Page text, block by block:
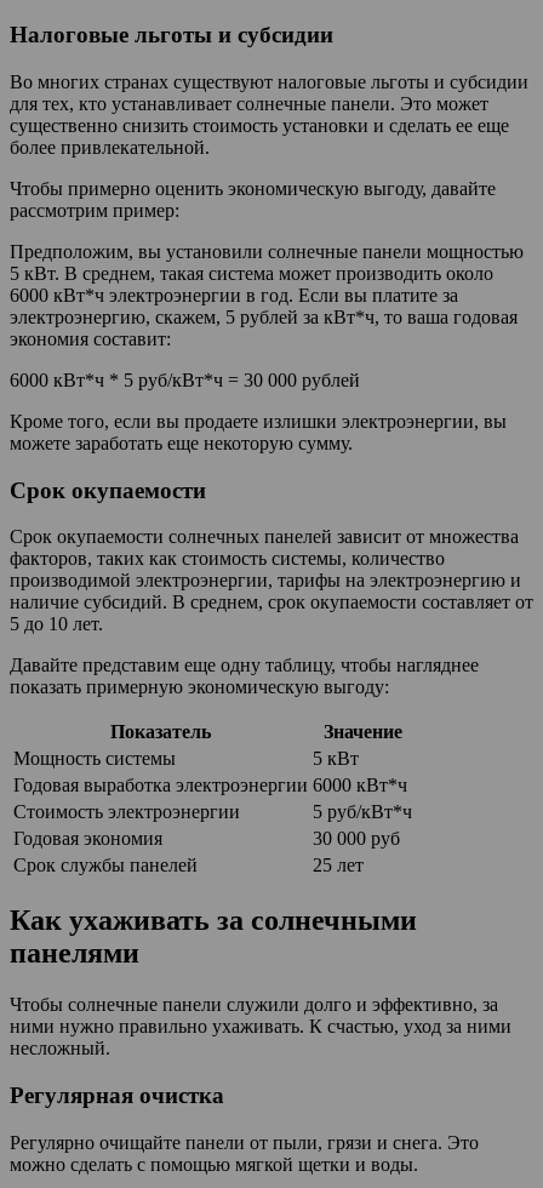
Налоговые льготы и субсидии
Во многих странах существуют налоговые льготы и субсидии
для тех, кто устанавливает солнечные панели. Это может
существенно снизить стоимость установки и сделать ее еще
более привлекательной.
Чтобы примерно оценить экономическую выгоду, давайте
рассмотрим пример:
Предположим, вы установили солнечные панели мощностью
5 кВт. В среднем, такая система может производить около
6000 кВт*ч электроэнергии в год. Если вы платите за
электроэнергию, скажем, 5 рублей за кВт*ч, то ваша годовая
экономия составит:
6000 кВт*ч * 5 руб/кВт*ч = 30 000 рублей
Кроме того, если вы продаете излишки электроэнергии, вы
можете заработать еще некоторую сумму.
Срок окупаемости
Срок окупаемости солнечных панелей зависит от множества
факторов, таких как стоимость системы, количество
производимой электроэнергии, тарифы на электроэнергию и
наличие субсидий. В среднем, срок окупаемости составляет от
5 до 10 лет.
Давайте представим еще одну таблицу, чтобы нагляднее
показать примерную экономическую выгоду:
Показатель
Значение
Мощность системы
5 кВт
Годовая выработка электроэнергии 6000 кВт*ч
Стоимость электроэнергии
5 руб/кВт*ч
Годовая экономия
30 000 руб
Срок службы панелей
25 лет
Как ухаживать за солнечными
панелями
Чтобы солнечные панели служили долго и эффективно, за
ними нужно правильно ухаживать. К счастью, уход за ними
несложный.
Регулярная очистка
Регулярно очищайте панели от пыли, грязи и снега. Это
можно сделать с помощью мягкой щетки и воды.